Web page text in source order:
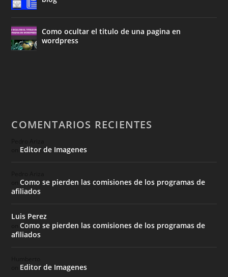
Como ocultar el titulo de una pagina en
wordpress
COMENTARIOS RECIENTES
Editor de Imagenes
onComo se pierden las comisiones de los programas de
afiliados
Luis Perez
onComo se pierden las comisiones de los programas de
afiliados
Editor de Imagenes